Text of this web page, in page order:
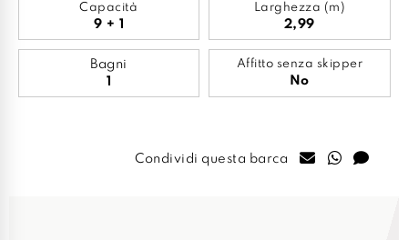
Capacità
9 + 1
Larghezza (m)
2,99
Bagni
1
Affitto senza skipper
No
Condividi questa barca